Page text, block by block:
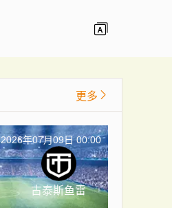
更多
2026年07月09日 00:00
古泰斯鱼雷